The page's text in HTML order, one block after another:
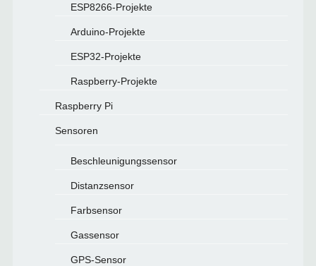
ESP8266-Projekte
Arduino-Projekte
ESP32-Projekte
Raspberry-Projekte
Raspberry Pi
Sensoren
Beschleunigungssensor
Distanzsensor
Farbsensor
Gassensor
GPS-Sensor